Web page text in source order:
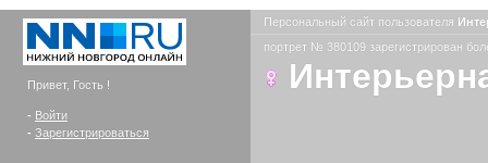
Привет, Гость !
- Войти
- Зарегистрироваться
Персональный сайт пользователя
портрет № 380109 зарегистрирован